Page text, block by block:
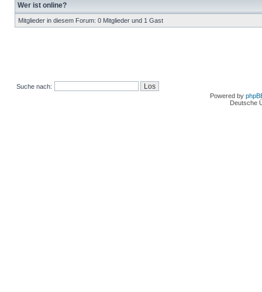
Wer ist online?
Mitglieder in diesem Forum: 0 Mitglieder und 1 Gast
Suche nach:
Powered by
Deutsche